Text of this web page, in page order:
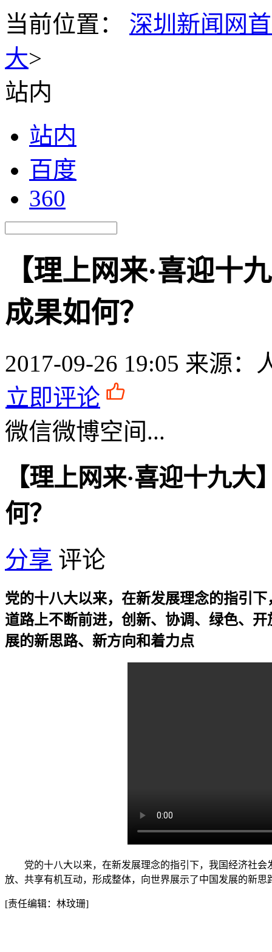
当前位置： 深圳新闻网
大>
站内
站内
百度
360
【理上网来·喜迎十
成果如何？
2017-09-26 19:05 来源：
立即评论
微信微博空间...
【理上网来·喜迎十九
何？
分享 评论
党的十八大以来，在新发展理念的指引
道路上不断前进，创新、协调、绿色、
展的新思路、新方向和着力点
党的十八大以来，在新发展理念的指引下，我国经济社会
放、共享有机互动，形成整体，向世界展示了中国发展的新思
[责任编辑：林玟珊]